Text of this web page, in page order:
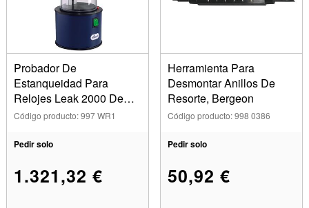
Probador De
Estanqueidad Para
Relojes Leak 2000 De
Elma
Código producto: 997 WR1
Pedir solo
1.321,32 €
Herramienta Para
Desmontar Anillos De
Resorte, Bergeon
Código producto: 998 0386
Pedir solo
50,92 €